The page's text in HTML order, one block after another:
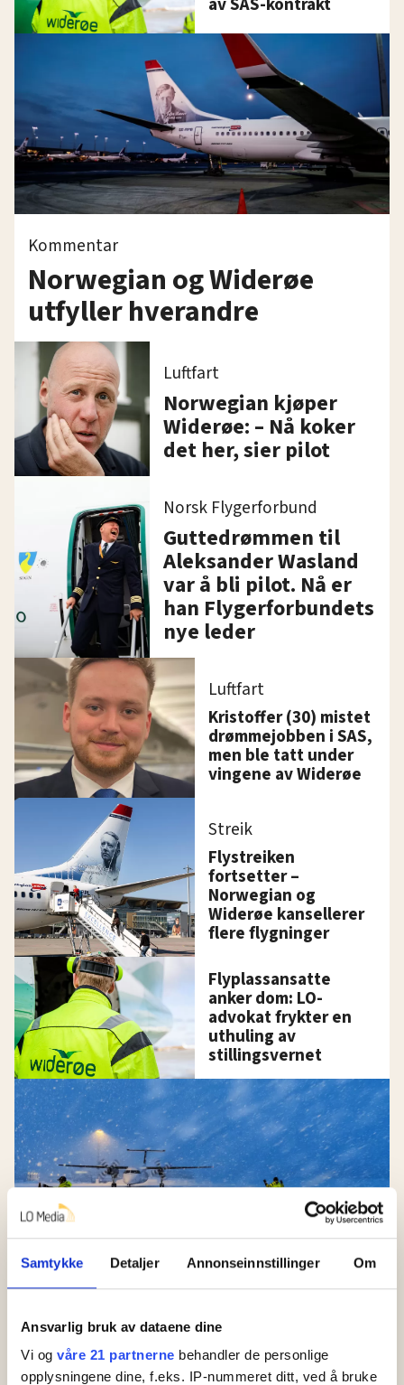
Samtykke Detaljer Annonseinnstillinger Om
Ansvarlig bruk av dataene dine
Vi og våre 21 partnerne behandler de personlige
opplysningene dine, f.eks. IP-nummeret ditt, ved å bruke
Kommentar
Norwegian og Widerøe
utfyller hverandre
Luftfart
Norwegian kjøper
Widerøe: – Nå koker
det her, sier pilot
Norsk Flygerforbund
Guttedrømmen til
Aleksander Wasland
var å bli pilot. Nå er
han Flygerforbundets
nye leder
Luftfart
Kristoffer (30) mistet
drømmejobben i SAS,
men ble tatt under
vingene av Widerøe
Streik
Flystreiken
fortsetter –
Norwegian og
Widerøe kansellerer
flere flygninger
Flyplassansatte
anker dom: LO-
advokat frykter en
uthuling av
stillingsvernet
Ugyldige oppsigelser
Flyplassansatte saksøkte
Aviator da de ikke fikk